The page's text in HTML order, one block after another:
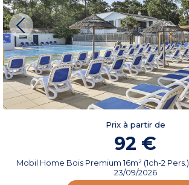
Prix à partir de
92 €
Mobil Home Bois Premium 16m² (1ch-2 Pers.)
23/09/2026